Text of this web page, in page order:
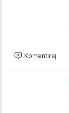
Komentiraj